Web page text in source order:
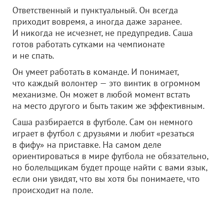
Ответственный и пунктуальный. Он всегда
приходит вовремя, а иногда даже заранее.
И никогда не исчезнет, не предупредив. Саша
готов работать сутками на чемпионате
и не спать.
Он умеет работать в команде. И понимает,
что каждый волонтер — это винтик в огромном
механизме. Он может в любой момент встать
на место другого и быть таким же эффективным.
Саша разбирается в футболе. Сам он немного
играет в футбол с друзьями и любит «резаться
в фифу» на приставке. На самом деле
ориентироваться в мире футбола не обязательно,
но болельщикам будет проще найти с вами язык,
если они увидят, что вы хотя бы понимаете, что
происходит на поле.